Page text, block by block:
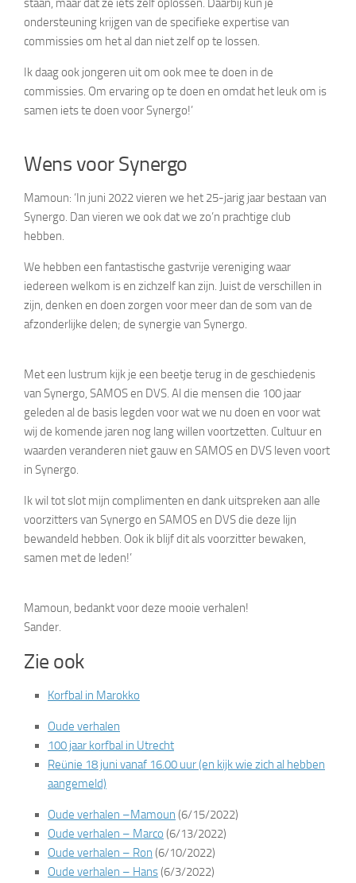
staan, maar dat ze iets zelf oplossen. Daarbij kun je
ondersteuning krijgen van de specifieke expertise van
commissies om het al dan niet zelf op te lossen.
Ik daag ook jongeren uit om ook mee te doen in de
commissies. Om ervaring op te doen en omdat het leuk om is
samen iets te doen voor Synergo!’
Wens voor Synergo
Mamoun: ‘In juni 2022 vieren we het 25-jarig jaar bestaan van
Synergo. Dan vieren we ook dat we zo’n prachtige club
hebben.
We hebben een fantastische gastvrije vereniging waar
iedereen welkom is en zichzelf kan zijn. Juist de verschillen in
zijn, denken en doen zorgen voor meer dan de som van de
afzonderlijke delen; de synergie van Synergo.
Met een lustrum kijk je een beetje terug in de geschiedenis
van Synergo, SAMOS en DVS. Al die mensen die 100 jaar
geleden al de basis legden voor wat we nu doen en voor wat
wij de komende jaren nog lang willen voortzetten. Cultuur en
waarden veranderen niet gauw en SAMOS en DVS leven voort
in Synergo.
Ik wil tot slot mijn complimenten en dank uitspreken aan alle
voorzitters van Synergo en SAMOS en DVS die deze lijn
bewandeld hebben. Ook ik blijf dit als voorzitter bewaken,
samen met de leden!’
Mamoun, bedankt voor deze mooie verhalen!
Sander.
Zie ook
Korfbal in Marokko
Oude verhalen
100 jaar korfbal in Utrecht
Reünie 18 juni vanaf 16.00 uur (en kijk wie zich al hebben
aangemeld)
Oude verhalen –Mamoun (6/15/2022)
Oude verhalen – Marco (6/13/2022)
Oude verhalen – Ron (6/10/2022)
Oude verhalen – Hans(6/3/2022)